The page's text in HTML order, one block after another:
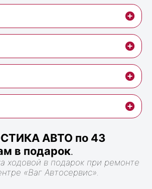
АВТО по 43
в подарок.
ходовой в подарок при ремонте
«Ваг Автосервис».